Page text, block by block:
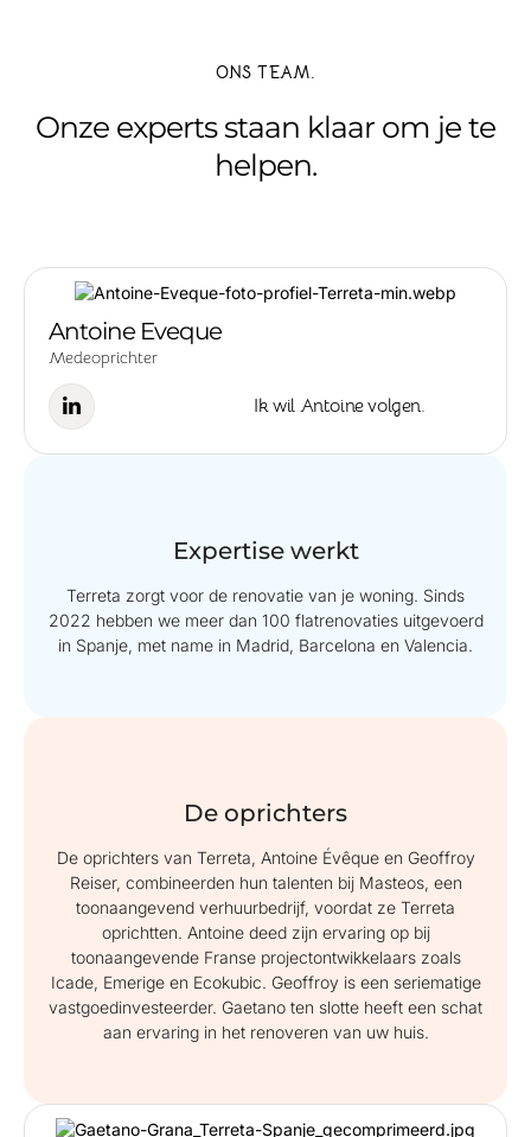
ONS TEAM.
Onze experts staan klaar om je te
helpen.
Antoine Eveque
Medeoprichter
Ik wil Antoine volgen.
Expertise werkt
Terreta zorgt voor de renovatie van je woning. Sinds
2022 hebben we meer dan 100 flatrenovaties uitgevoerd
in Spanje, met name in Madrid, Barcelona en Valencia.
De oprichters
De oprichters van Terreta, Antoine Évêque en Geoffroy
Reiser, combineerden hun talenten bij Masteos, een
toonaangevend verhuurbedrijf, voordat ze Terreta
oprichtten. Antoine deed zijn ervaring op bij
toonaangevende Franse projectontwikkelaars zoals
Icade, Emerige en Ecokubic. Geoffroy is een seriematige
vastgoedinvesteerder. Gaetano ten slotte heeft een schat
aan ervaring in het renoveren van uw huis.